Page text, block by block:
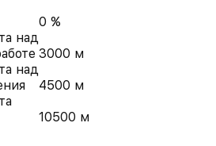
0 %
над
3000 м
над
4500 м
10500 м